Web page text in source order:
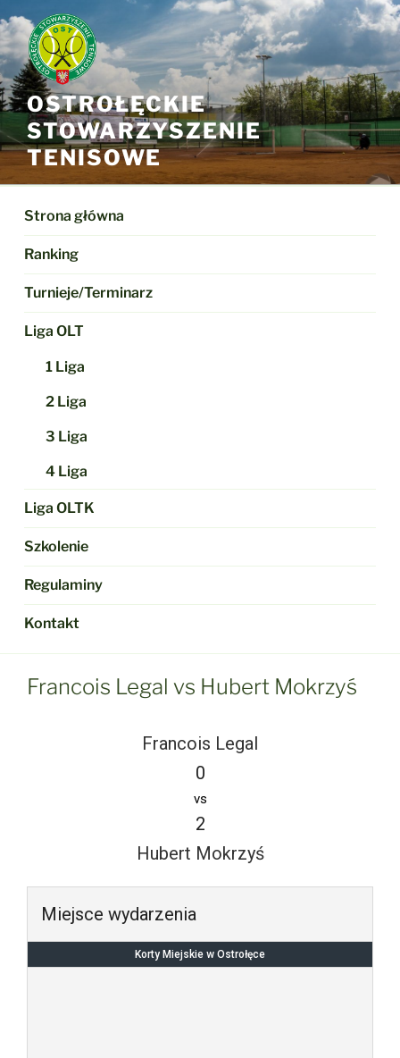
do
treści
OSTROŁĘCKIE
STOWARZYSZENIE
TENISOWE
Strona główna
Ranking
Turnieje/Terminarz
Liga OLT
1 Liga
2 Liga
3 Liga
4 Liga
Liga OLTK
Szkolenie
Regulaminy
Kontakt
Francois Legal vs Hubert Mokrzyś
Francois Legal
0
vs
2
Hubert Mokrzyś
Miejsce wydarzenia
Korty Miejskie w Ostrołęce